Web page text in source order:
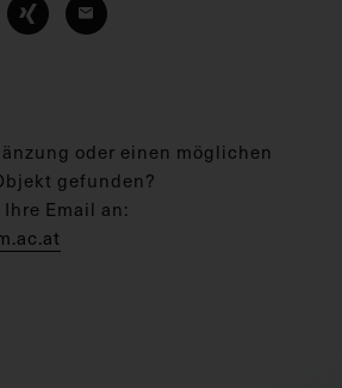
oder einen möglichen
gefunden?
Email an: